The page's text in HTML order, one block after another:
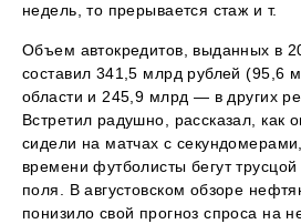
недель, то прерывается стаж и т.
Объем автокредитов, выданных в
составил 341,5 млрд рублей (95,6
области и 245,9 млрд — в других
Встретил радушно, рассказал, как
сидели на матчах с
времени футболисты бегут
поля. В августовском обзоре
понизило свой прогноз спроса на